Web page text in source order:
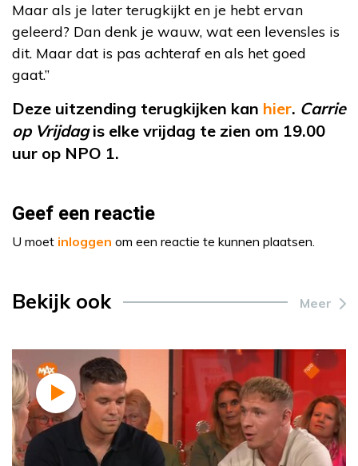
Maar als je later terugkijkt en je hebt ervan
geleerd? Dan denk je wauw, wat een levensles is
dit. Maar dat is pas achteraf en als het goed
gaat.”
Deze uitzending terugkijken kan hier. Carrie
op Vrijdagis elke vrijdag te zien om 19.00
uur op NPO 1.
Geef een reactie
U moet inloggen om een reactie te kunnen plaatsen.
Bekijk ook Meer